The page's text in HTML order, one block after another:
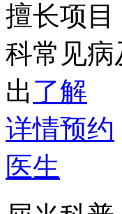
擅长项目
科常见
出 了解
详情预约
医生